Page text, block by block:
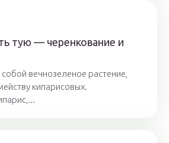
тую — черенкование и
вечнозеленое растение,
кипарисовых.